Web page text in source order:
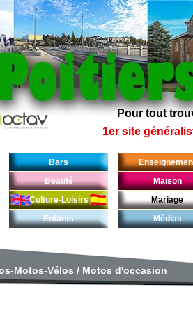
Pour tout
1er site
Bars
Beauté
Culture-Loisirs
Enfants
Maison
Mariage
Médias
Motos-Vélos / Motos d'occasion